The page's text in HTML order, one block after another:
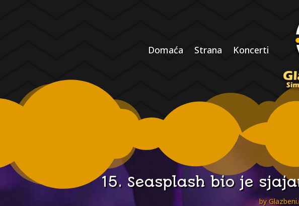
Domaća Strana Koncerti
15. Seasplash bio je
by